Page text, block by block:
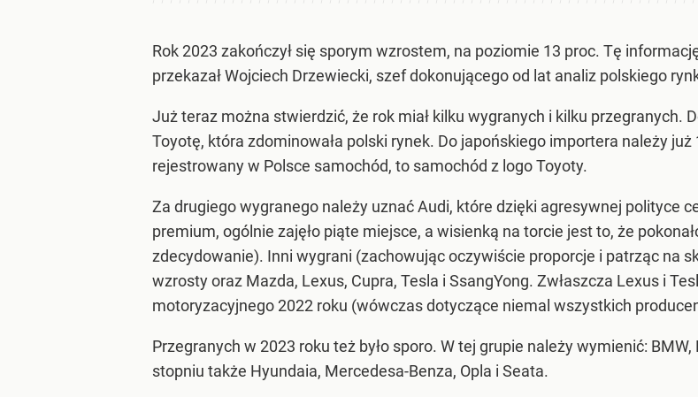
Rok 2023 zakończył się sporym wzrostem, na poziomie 13 proc. Tę
przekazał Wojciech Drzewiecki, szef dokonującego od lat analiz polskiego
Już teraz można stwierdzić, że rok miał kilku wygranych i kilku
Toyotę, która zdominowała polski rynek. Do japońskiego importera należy
rejestrowany w Polsce samochód, to samochód z logo Toyoty.
Za drugiego wygranego należy uznać Audi, które dzięki agresywnej polityce
premium, ogólnie zajęło piąte miejsce, a wisienką na torcie jest to, że
zdecydowanie). Inni wygrani (zachowując oczywiście proporcje i patrząc na
wzrosty oraz Mazda, Lexus, Cupra, Tesla i SsangYong. Zwłaszcza Lexus i
motoryzacyjnego 2022 roku (wówczas dotyczące niemal wszystkich
Przegranych w 2023 roku też było sporo. W tej grupie należy wymienić:
stopniu także Hyundaia, Mercedesa-Benza, Opla i Seata.